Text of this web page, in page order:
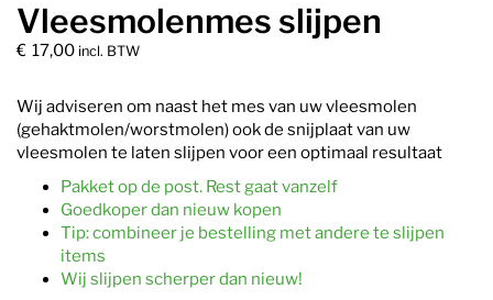
Vleesmolenmes slijpen
€ 17,00 incl. BTW
Wij adviseren om naast het mes van uw vleesmolen
(gehaktmolen/worstmolen) ook de snijplaat van uw
vleesmolen te laten slijpen voor een optimaal resultaat
Pakket op de post. Rest gaat vanzelf
Goedkoper dan nieuw kopen
Tip: combineer je bestelling met andere te slijpen
items
Wij slijpen scherper dan nieuw!